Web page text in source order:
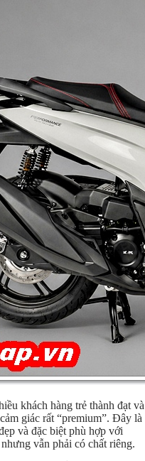
khách hàng trẻ thành đạt và
giác rất “premium”. Đây là
và đặc biệt phù hợp với
vẫn phải có chất riêng.